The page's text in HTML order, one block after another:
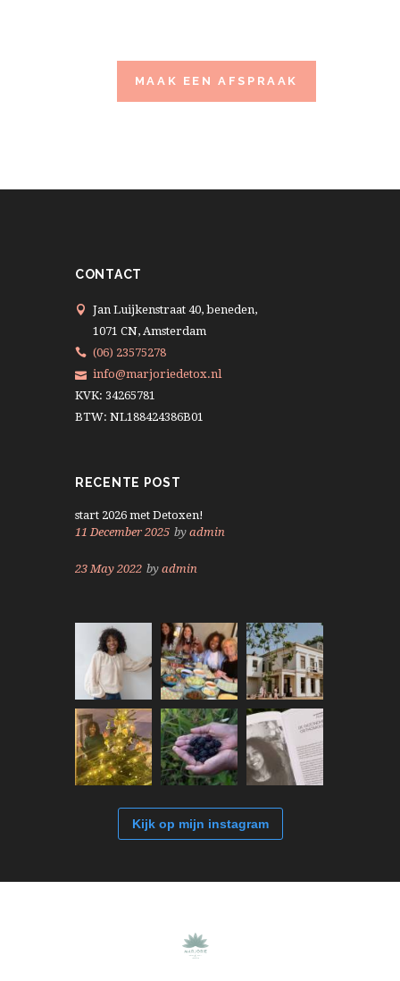
MAAK EEN AFSPRAAK
CONTACT
Jan Luijkenstraat 40, beneden,
1071 CN, Amsterdam
(06) 23575278
info@marjoriedetox.nl
KVK: 34265781
BTW: NL188424386B01
RECENTE POST
start 2026 met Detoxen!
11 December 2025 by admin
23 May 2022 by admin
Kijk op mijn instagram